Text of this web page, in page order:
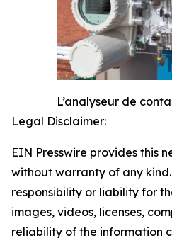
L’analyseur de
Legal Disclaimer:
EIN Presswire provides this
without warranty of any
responsibility or liability for
images, videos, licenses,
reliability of the information